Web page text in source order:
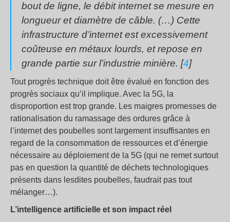
bout de ligne, le débit internet se mesure en
longueur et diamètre de câble. (…) Cette
infrastructure d’internet est excessivement
coûteuse en métaux lourds, et repose en
grande partie sur l’industrie minière. [4]
Tout progrès technique doit être évalué en fonction des
progrès sociaux qu’il implique. Avec la 5G, la
disproportion est trop grande. Les maigres promesses de
rationalisation du ramassage des ordures grâce à
l’internet des poubelles sont largement insuffisantes en
regard de la consommation de ressources et d’énergie
nécessaire au déploiement de la 5G (qui ne remet surtout
pas en question la quantité de déchets technologiques
présents dans lesdites poubelles, faudrait pas tout
mélanger…).
L’intelligence artificielle et son impact réel